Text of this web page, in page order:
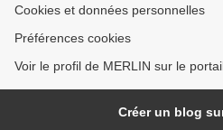
Cookies et données personnelles
Préférences cookies
Voir le profil de MERLIN sur le
Créer un blog